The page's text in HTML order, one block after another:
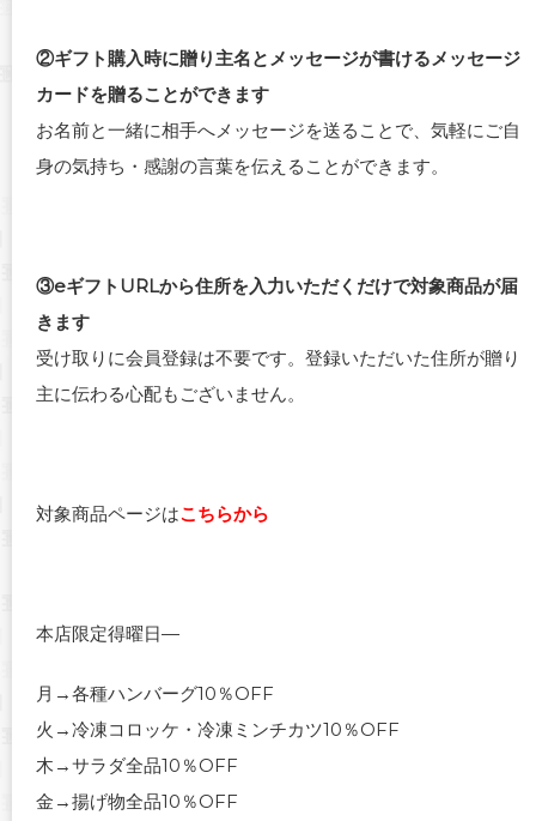
②ギフト購入時に贈り主名とメッセージが書けるメッセージ
カードを贈ることができます
お名前と一緒に相手へメッセージを送ることで、気軽にご自
身の気持ち・感謝の言葉を伝えることができます。
③eギフトURLから住所を入力いただくだけで対象商品が届
きます
受け取りに会員登録は不要です。登録いただいた住所が贈り
主に伝わる心配もございません。
対象商品ページはこちらから
本店限定得曜日—
月→各種ハンバーグ10％OFF
火→冷凍コロッケ・冷凍ミンチカツ10％OFF
木→サラダ全品10％OFF
金→揚げ物全品10％OFF